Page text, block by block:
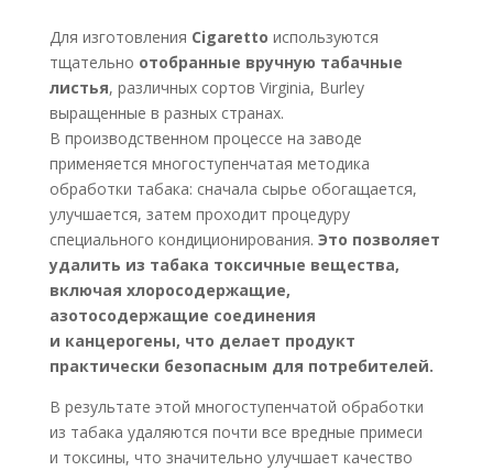
Для изготовления Cigaretto используются
тщательно отобранные вручную табачные
листья, различных сортов Virginia, Burley
выращенные в разных странах.
В производственном процессе на заводе
применяется многоступенчатая методика
обработки табака: сначала сырье обогащается,
улучшается, затем проходит процедуру
специального кондиционирования. Это позволяет
удалить из табака токсичные вещества,
включая хлоросодержащие,
азотосодержащие соединения
и канцерогены, что делает продукт
практически безопасным для потребителей.
В результате этой многоступенчатой обработки
из табака удаляются почти все вредные примеси
и токсины, что значительно улучшает качество